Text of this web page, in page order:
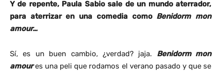
Y de repente, Paula Sabio sale de un mundo aterrador,
para aterrizar en una comedia como Benidorm mon
amour…
Sí, es un buen cambio, ¿verdad? jaja. Benidorm mon
amoures una peli que rodamos el verano pasado y que se